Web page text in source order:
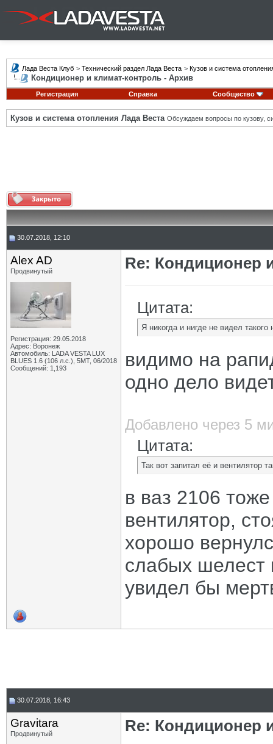
Лада Веста Клуб > Технический раздел Лада Веста > Кузов и система
Кондиционер и климат-контроль - Архив
Регистрация Справка Сообщество
Кузов и система отопления Лада Веста Обсуждаем вопросы по кузову,
30.07.2018, 12:10
Alex AD
Продвинутый
Регистрация: 29.05.2018
Адрес: Воронеж
Автомобиль: LADA VESTA LUX
BLUES 1.6 (106 л.с.), 5МТ, 06/2018
Сообщений: 1,193
Re: Кондиционер
Цитата:
Я никогда и нигде не видел
видимо на
одно дело
Добавлено через 5
Цитата:
Так вот запитал её и вентилятор
в ваз 2106
вентилятор,
хорошо
слабых шелест
увидел бы
30.07.2018, 16:43
Gravitara
Продвинутый
Re: Кондиционер